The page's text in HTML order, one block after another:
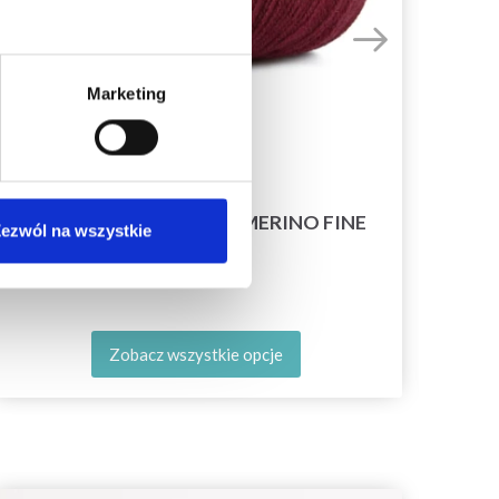
Marketing
na wszystkie
MAYFLOWER LONDON MERINO FINE
27,35 zł
Zobacz wszystkie opcje